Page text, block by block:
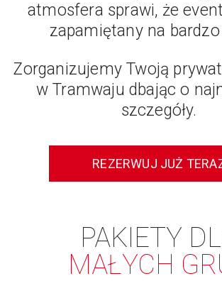
atmosfera sprawi, że
zapamiętany na bardzo
Zorganizujemy Twoją
w Tramwaju dbając o
szczegóły.
REZERWUJ JUŻ
PAKIETY
MAŁYCH